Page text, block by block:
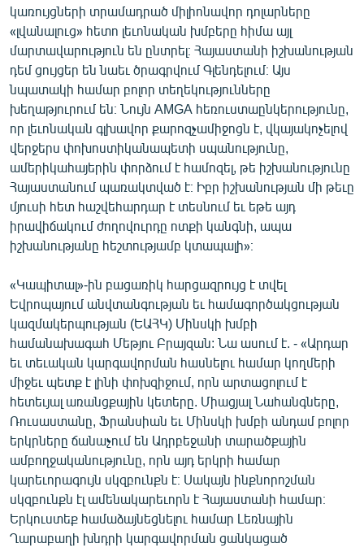
կառույցների տրամադրած միլիոնավոր դոլարները
«լվանալուց» հետո լեւոնական խմբերը հիմա այլ
մարտավարություն են ընտրել։ Հայաստանի իշխանության
դեմ ցույցեր են նաեւ ծրագրվում Գլենդելում։ Այս
նպատակի համար բոլոր տեղեկությունները
խեղաթյուրում են։ Նույն AMGA հեռուստաընկերությունը,
որ լեւոնական գլխավոր քարոզչամիջոցն է, վկայակոչելով
վերջերս փոխոստիկանապետի սպանությունը,
ամերիկահայերին փորձում է համոզել, թե իշխանությունը
Հայաստանում պառակտված է։ Իբր իշխանության մի թեւը
մյուսի հետ հաշվեհարդար է տեսնում եւ եթե այդ
իրավիճակում ժողովուրդը ոտքի կանգնի, ապա
իշխանությանը հեշտությամբ կտապալի»։
«Կապիտալ»-ին բացառիկ հարցազրույց է տվել
Եվրոպայում անվտանգության եւ համագործակցության
կազմակերպության (ԵԱՀԿ) Մինսկի խմբի
համանախագահ Մեթյու Բրայզան: Նա ասում է. - «Արդար
եւ տեւական կարգավորման հասնելու համար կողմերի
միջեւ պետք է լինի փոխզիջում, որն արտացոլում է
հետեւյալ առանցքային կետերը. Միացյալ Նահանգները,
Ռուսաստանը, Ֆրանսիան եւ Մինսկի խմբի անդամ բոլոր
երկրները ճանաչում են Ադրբեջանի տարածքային
ամբողջականությունը, որն այդ երկրի համար
կարեւորագույն սկզբունքն է։ Սակայն ինքնորոշման
սկզբունքն էլ ամենակարեւորն է Հայաստանի համար։
Երկուստեք համաձայնեցնելու համար Լեռնային
Ղարաբաղի խնդրի կարգավորման ցանկացած